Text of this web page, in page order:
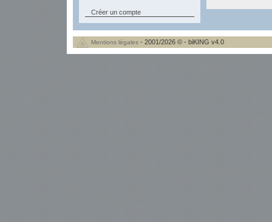
Créer un compte
Mentions légales - 2001/2026 © - biKING v4.0